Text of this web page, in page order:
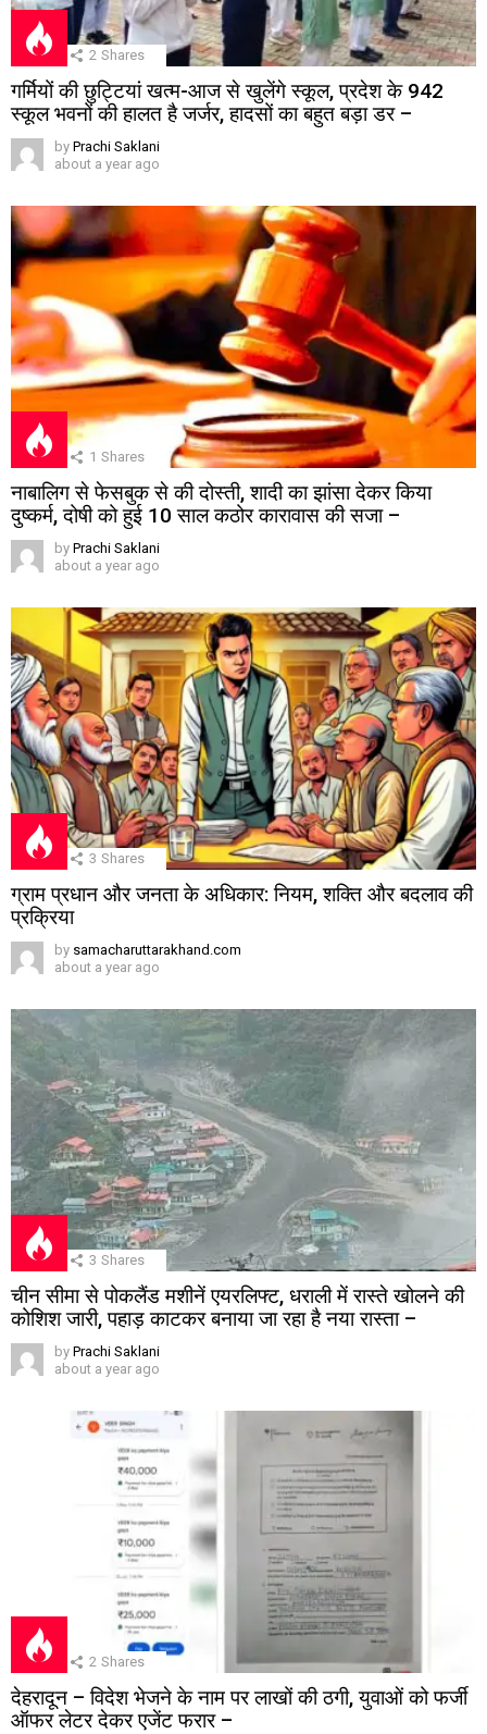
2 Shares
गर्मियों की छुट्टियां खत्म-आज से खुलेंगे स्कूल, प्रदेश के 942
स्कूल भवनों की हालत है जर्जर, हादसों का बहुत बड़ा डर –
by Prachi Saklani
about a year ago
1 Shares
नाबालिग से फेसबुक से की दोस्ती, शादी का झांसा देकर किया
दुष्कर्म, दोषी को हुई 10 साल कठोर कारावास की सजा –
by Prachi Saklani
about a year ago
3 Shares
ग्राम प्रधान और जनता के अधिकार: नियम, शक्ति और बदलाव की
प्रक्रिया
by samacharuttarakhand.com
about a year ago
3 Shares
चीन सीमा से पोकलैंड मशीनें एयरलिफ्ट, धराली में रास्ते खोलने की
कोशिश जारी, पहाड़ काटकर बनाया जा रहा है नया रास्ता –
by Prachi Saklani
about a year ago
2 Shares
देहरादून – विदेश भेजने के नाम पर लाखों की ठगी, युवाओं को फर्जी
ऑफर लेटर देकर एजेंट फरार –